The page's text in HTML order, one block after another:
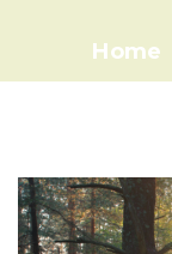
Home